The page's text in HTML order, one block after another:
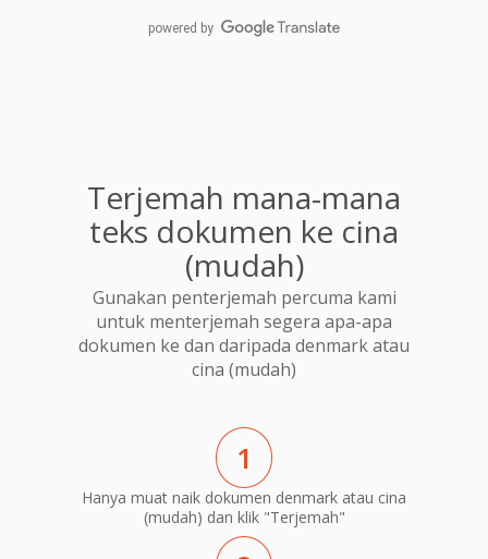
powered by
Terjemah mana-mana
teks dokumen ke cina
(mudah)
Gunakan penterjemah percuma kami
untuk menterjemah segera apa-apa
dokumen ke dan daripada denmark atau
cina (mudah)
1
Hanya muat naik dokumen denmark atau cina
(mudah) dan klik "Terjemah"